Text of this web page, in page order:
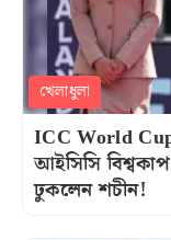
খেলাধুলা
ICC World
আইসিসি
ঢুকলেন শচীন!